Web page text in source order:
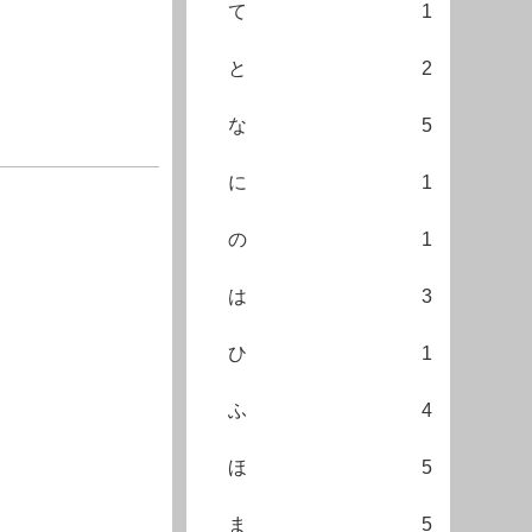
て 1
と 2
な 5
に 1
の 1
は 3
ひ 1
ふ 4
ほ 5
ま 5